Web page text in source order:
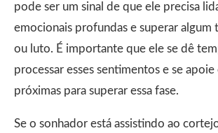
pode ser um sinal de que ele precisa
emocionais profundas e superar algum
ou luto. É importante que ele se dê
processar esses sentimentos e se apoie
próximas para superar essa fase.
Se o sonhador está assistindo ao